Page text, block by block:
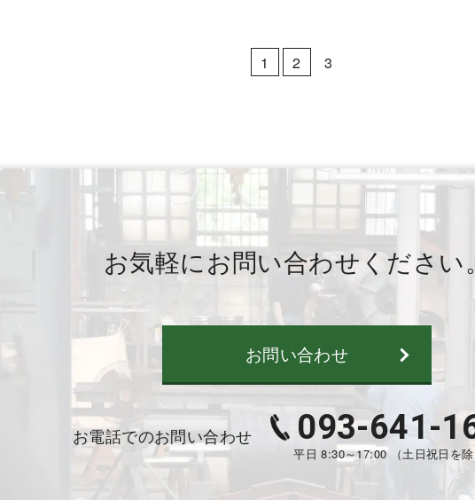
1 2 3
お気軽にお問い合わせください
お問い合わせ
お電話でのお問い合わせ 093-641-
平日 8:30～17:00 （土日祝日を除